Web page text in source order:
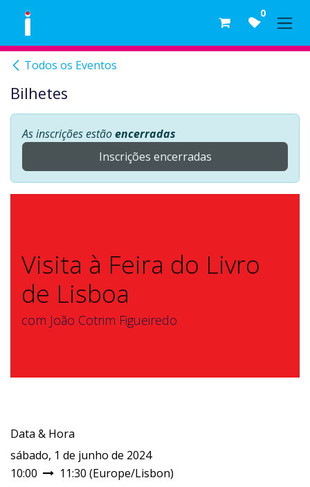
Skip to Content 0
Todos os Eventos
Bilhetes
As inscrições estãoencerradas
Inscrições encerradas
Visita à Feira do Livro
de Lisboa
com João Cotrim Figueiredo
Data & Hora
sábado, 1 de junho de 2024
10:00
11:30 (Europe/Lisbon)